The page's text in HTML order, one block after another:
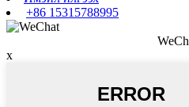
+86 15315788995
x